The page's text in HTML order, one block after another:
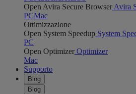
Open Avira Secure Browser Avira
PCMac
Ottimizzazione
Open System Speedup System
PC
Open Optimizer Optimizer
Mac
Supporto
Blog
Blog